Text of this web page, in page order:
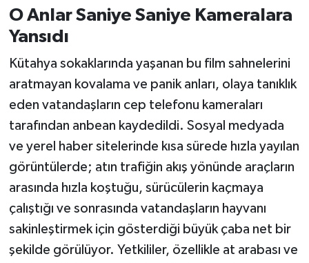
​O Anlar Saniye Saniye Kameralara
Yansıdı
​Kütahya sokaklarında yaşanan bu film sahnelerini
aratmayan kovalama ve panik anları, olaya tanıklık
eden vatandaşların cep telefonu kameraları
tarafından anbean kaydedildi. Sosyal medyada
ve yerel haber sitelerinde kısa sürede hızla yayılan
görüntülerde; atın trafiğin akış yönünde araçların
arasında hızla koştuğu, sürücülerin kaçmaya
çalıştığı ve sonrasında vatandaşların hayvanı
sakinleştirmek için gösterdiği büyük çaba net bir
şekilde görülüyor. Yetkililer, özellikle at arabası ve